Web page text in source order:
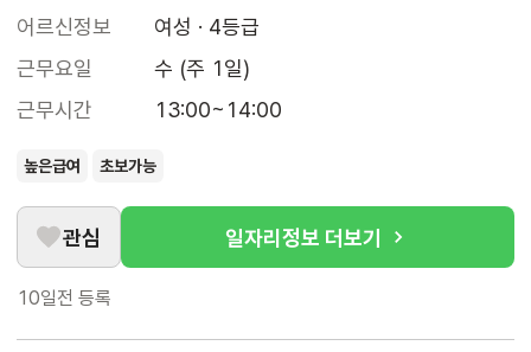
어르신정보
여성 · 4등급
근무요일
수 (주 1일)
근무시간
13:00~14:00
높은급여 초보가능
관심 일자리정보 더보기
10일전 등록